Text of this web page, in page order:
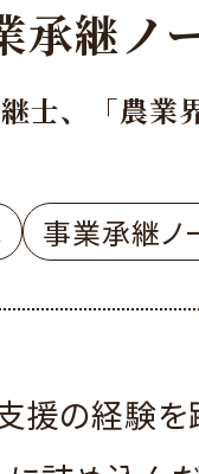
継ノ
士、「農業
事業承継ノ
援の経験を